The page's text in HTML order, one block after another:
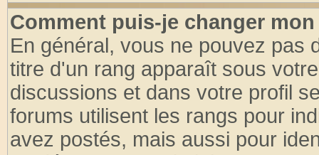
Comment puis-je changer
En général, vous ne pouvez pas
titre d'un rang apparaît sous
discussions et dans votre profil
forums utilisent les rangs pour
avez postés, mais aussi pour